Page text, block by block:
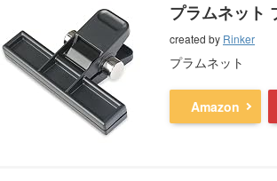
プラムネット
created by Rinker
プラムネット
Amazon